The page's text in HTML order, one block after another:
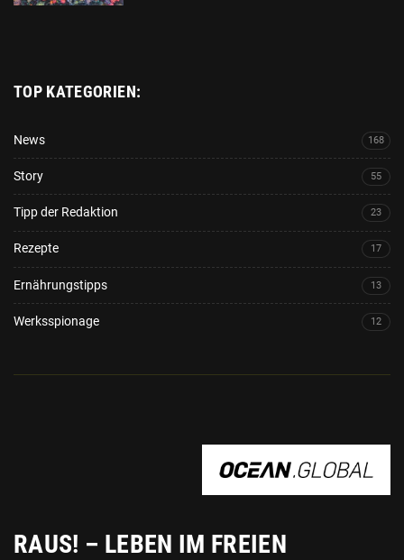
TOP KATEGORIEN:
News 168
Story 55
Tipp der Redaktion 23
Rezepte 17
Ernährungstipps 13
Werksspionage 12
RAUS! – LEBEN IM FREIEN